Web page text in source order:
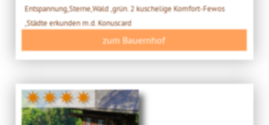
Entspannung,Sterne,Wald ,grün. 2 kuschelige Komfort-Fewos
,Städte erkunden m.d. Konuscard
zum Bauernhof
✷✷✷✷